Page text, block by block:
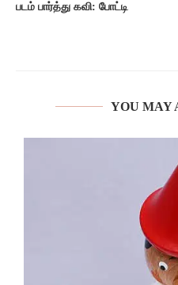
படம் பார்த்து கவி: போட்டி
YOU MAY